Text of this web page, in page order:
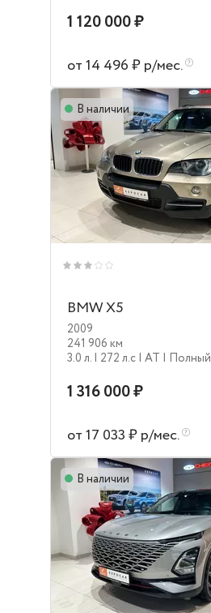
1 120 000 ₽
от 14 496 ₽ р/мес.
В наличии
BMW X5
2009
241 906 км
3.0 л. | 272 л.c | AT | Полный
1 316 000 ₽
от 17 033 ₽ р/мес.
В наличии